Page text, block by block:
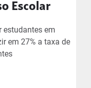
Escolar
estudantes em
em 27% a taxa de